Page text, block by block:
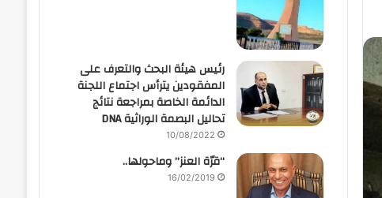
رئيس هيئة البحث والتعرف على
المفقودين يترأس اجتماع اللجنة
الدائمة الخاصة بمراجعة نتائج
تحاليل البصمة الوراثية DNA
10/08/2022
“قرّة العنز” وماحولها..
16/02/2019